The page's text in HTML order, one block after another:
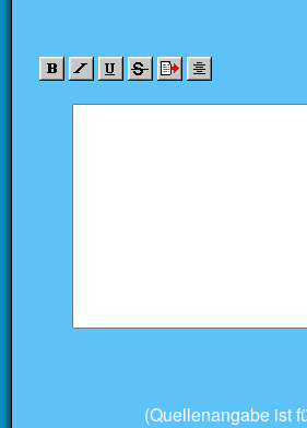
(Quellenangabe ist